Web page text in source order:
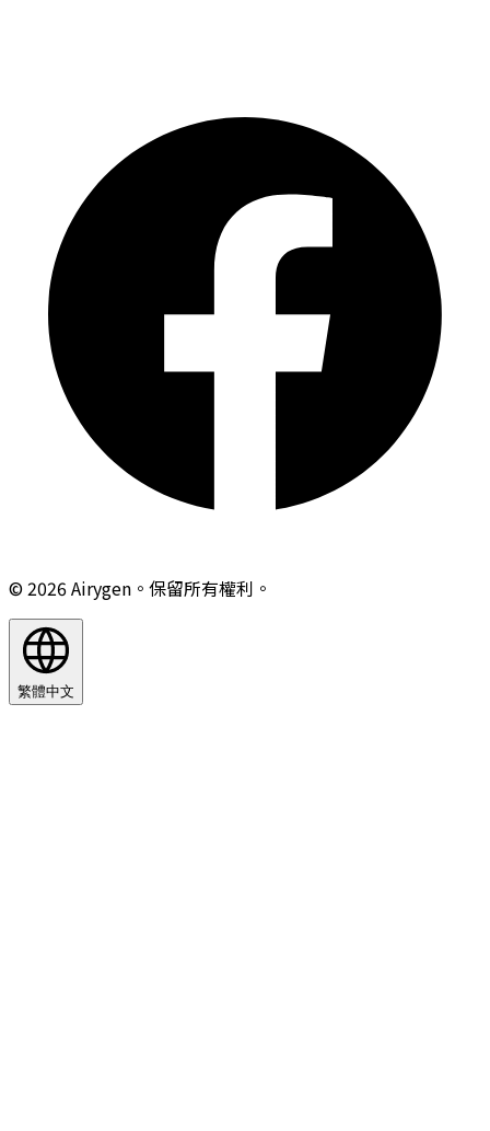
© 2026 Airygen。保留所有權利。
繁體中文